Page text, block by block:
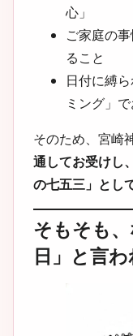
心」
ご家庭の
ること
日付に縛
ミング」
そのため、宮崎
通してお受けし
の七五三」とし
そもそも
日」と言